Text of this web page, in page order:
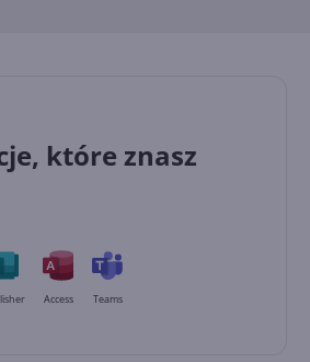
które znasz
Access Teams